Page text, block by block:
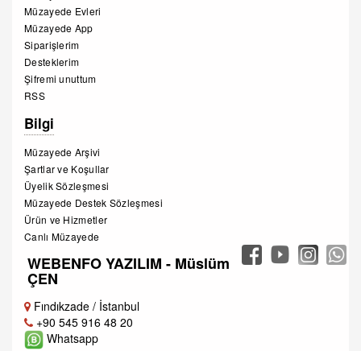
Müzayede Evleri
Müzayede App
Siparişlerim
Desteklerim
Şifremi unuttum
RSS
Bilgi
Müzayede Arşivi
Şartlar ve Koşullar
Üyelik Sözleşmesi
Müzayede Destek Sözleşmesi
Ürün ve Hizmetler
Canlı Müzayede
WEBENFO YAZILIM - Müslüm
ÇEN
Fındıkzade / İstanbul
+90 545 916 48 20
Whatsapp